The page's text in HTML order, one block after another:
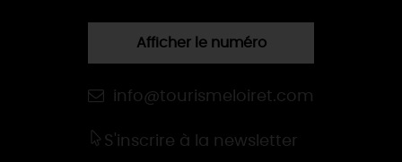
Afficher le numéro
info@tourismeloiret.com
S'inscrire à la newsletter